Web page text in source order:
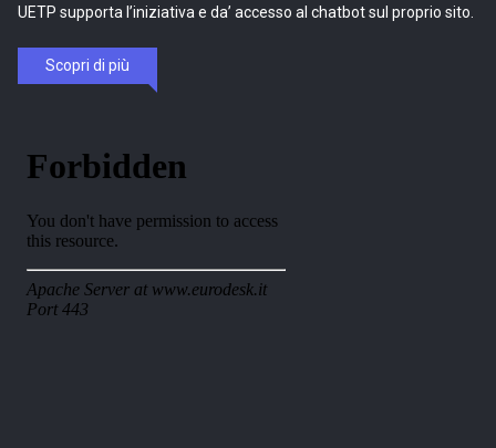
UETP supporta l’iniziativa e da’ accesso al chatbot sul proprio sito.
Scopri di più